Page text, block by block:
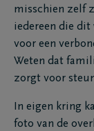
misschien zelf
iedereen die
voor een
Weten dat
zorgt voor
In eigen kring
foto van de